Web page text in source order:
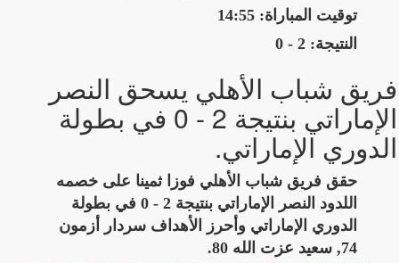
توقيت المباراة: 14:55
النتيجة: 2 - 0
فريق شباب الأهلي يسحق النصر
الإماراتي بنتيجة 2 - 0 في بطولة
الدوري الإماراتي.
حقق فريق شباب الأهلي فوزا ثمينا على خصمه
اللدود النصر الإماراتي بنتيجة 2 - 0 في بطولة
الدوري الإماراتي وأحرز الأهداف سردار أزمون
74, سعيد عزت الله 80.